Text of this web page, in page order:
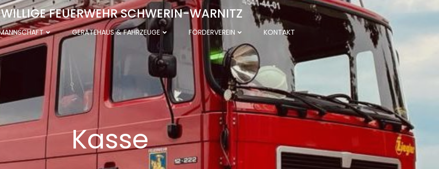
FEUERWEHR SCHWERIN-WARNITZ
GERÄTEHAUS & FAHRZEUGE FÖRDERVEREIN KONTAKT
Kasse